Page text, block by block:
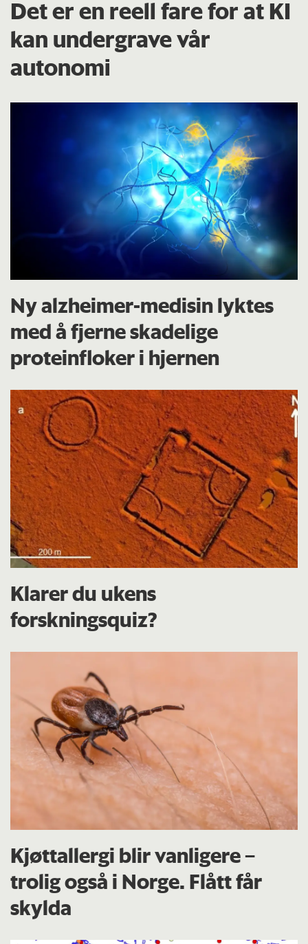
Det er en reell fare for at KI
kan undergrave vår
autonomi
Ny alzheimer-medisin lyktes
med å fjerne skadelige
proteinfloker i hjernen
Klarer du ukens
forskningsquiz?
Kjøttallergi blir vanligere –
trolig også i Norge. Flått får
skylda